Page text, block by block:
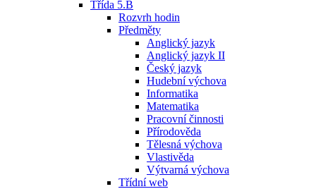
Třída 5.B
Rozvrh hodin
Předměty
Anglický jazyk
Anglický jazyk II
Český jazyk
Hudební výchova
Informatika
Matematika
Pracovní činnosti
Přírodověda
Tělesná výchova
Vlastivěda
Výtvarná výchova
Třídní web